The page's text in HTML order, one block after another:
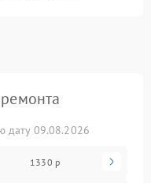
дату 09.08.2026
1330 р